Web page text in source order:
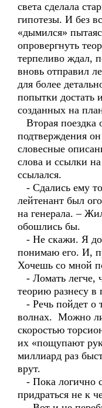
света сделала
гипотезы. И без
«дымился»
опровергнуть
терпеливо ждал,
вновь отправил
для более
попытки достать
созданных на
Вторая поездка
подтверждения
словесные
слова и ссылки
ссылался.
- Сдались ему
лейтенант был
на генерала. –
обошлись бы.
- Не скажи. Я
понимаю его. И,
Хочешь со мной
- Ломать легче,
теорию разнесу
- Речь пойдет о
волнах. Можно ли
скоростью
их «пощупают
миллиард раз
врут.
- Пока логично
придраться не к